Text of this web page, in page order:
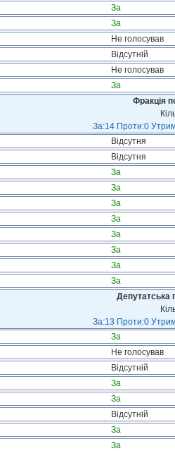
За
За
Не голосував
Відсутній
Не голосував
За
Фракція
За:14 Проти:0
Відсутня
Відсутня
За
За
За
За
За
За
За
За
Депутатська
За:13 Проти:0
За
Не голосував
Відсутній
За
За
Відсутній
За
За